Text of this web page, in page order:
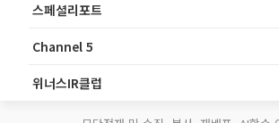
스페셜리포트
Channel 5
위너스IR클럽